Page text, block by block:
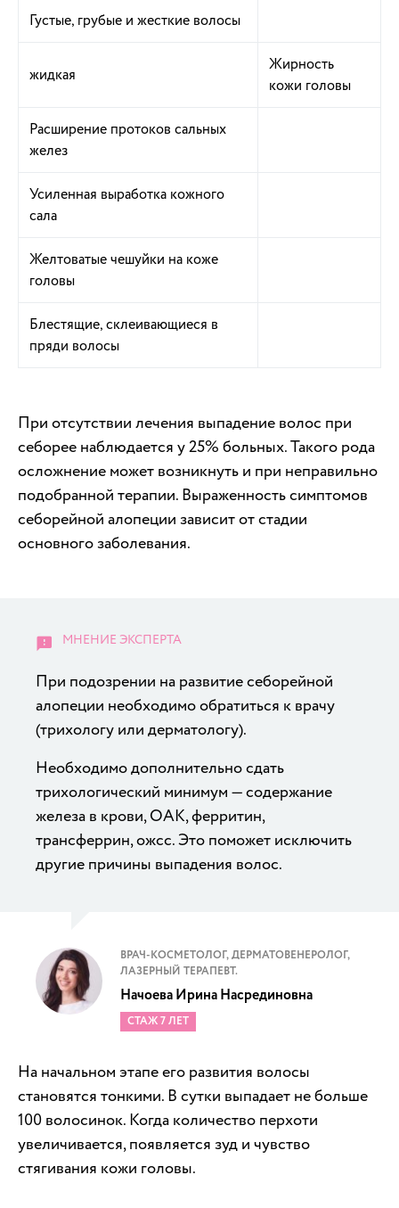
Густые, грубые и жесткие волосы
жидкая
Жирность
кожи головы
Расширение протоков сальных
желез
Усиленная выработка кожного
сала
Желтоватые чешуйки на коже
головы
Блестящие, склеивающиеся в
пряди волосы
При отсутствии лечения выпадение волос при
себорее наблюдается у 25% больных. Такого рода
осложнение может возникнуть и при неправильно
подобранной терапии. Выраженность симптомов
себорейной алопеции зависит от стадии
основного заболевания.
При подозрении на развитие себорейной
алопеции необходимо обратиться к врачу
(трихологу или дерматологу).
Необходимо дополнительно сдать
трихологический минимум — содержание
железа в крови, ОАК, ферритин,
трансферрин, ожсс. Это поможет исключить
другие причины выпадения волос.
ВРАЧ-КОСМЕТОЛОГ, ДЕРМАТОВЕНЕРОЛОГ,
ЛАЗЕРНЫЙ ТЕРАПЕВТ.
Начоева Ирина Насрединовна
СТАЖ 7 ЛЕТ
На начальном этапе его развития волосы
становятся тонкими. В сутки выпадает не больше
100 волосинок. Когда количество перхоти
увеличивается, появляется зуд и чувство
стягивания кожи головы.